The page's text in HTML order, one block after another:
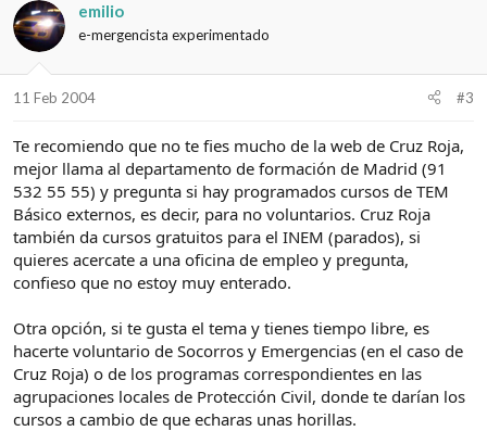
emilio
e-mergencista experimentado
11 Feb 2004 #3
Te recomiendo que no te fies mucho de la web de Cruz Roja,
mejor llama al departamento de formación de Madrid (91
532 55 55) y pregunta si hay programados cursos de TEM
Básico externos, es decir, para no voluntarios. Cruz Roja
también da cursos gratuitos para el INEM (parados), si
quieres acercate a una oficina de empleo y pregunta,
confieso que no estoy muy enterado.
Otra opción, si te gusta el tema y tienes tiempo libre, es
hacerte voluntario de Socorros y Emergencias (en el caso de
Cruz Roja) o de los programas correspondientes en las
agrupaciones locales de Protección Civil, donde te darían los
cursos a cambio de que echaras unas horillas.